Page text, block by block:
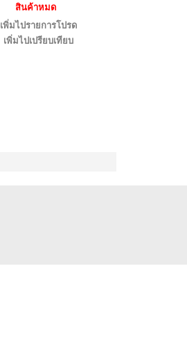
สินค้าหมด
เพิ่มไปรายการโปรด
เพิ่มไปเปรียบเทียบ